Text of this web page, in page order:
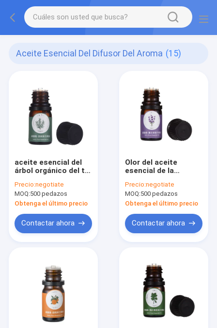
Aceite Esencial Del Difusor Del Aroma (15)
aceite esencial del
árbol orgánico del té
Precio:negotiate
MOQ:500 pedazos
Obtenga el último precio
Contactar ahora
Olor del aceite
esencial de la
Precio:negotiate
MOQ:500 pedazos
Obtenga el último precio
Contactar ahora